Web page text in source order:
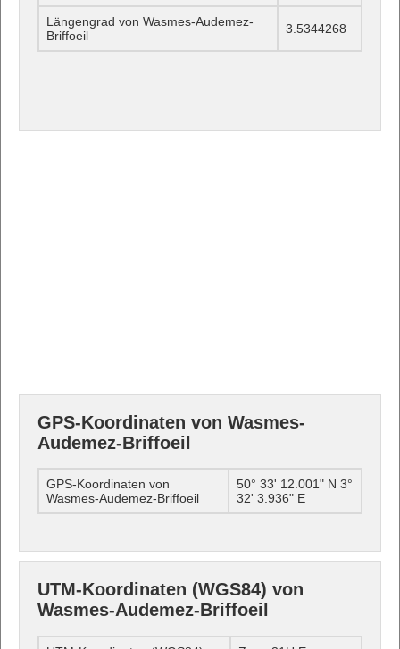
Längengrad von Wasmes-Audemez-
Briffoeil
3.5344268
GPS-Koordinaten von Wasmes-
Audemez-Briffoeil
GPS-Koordinaten von
Wasmes-Audemez-Briffoeil
50° 33' 12.001" N 3°
32' 3.936" E
UTM-Koordinaten (WGS84) von
Wasmes-Audemez-Briffoeil